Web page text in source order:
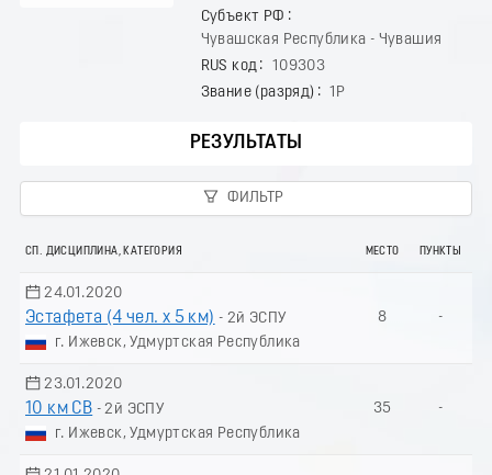
Субъект РФ
Чувашская Республика - Чувашия
RUS код
109303
Звание (разряд)
1Р
РЕЗУЛЬТАТЫ
ФИЛЬТР
СП. ДИСЦИПЛИНА, КАТЕГОРИЯ МЕСТО ПУНКТЫ
24.01.2020
Эстафета (4 чел. х 5 км) - 2й ЭСПУ
г. Ижевск, Удмуртская Республика
8 -
23.01.2020
10 км СВ - 2й ЭСПУ
г. Ижевск, Удмуртская Республика
35 -